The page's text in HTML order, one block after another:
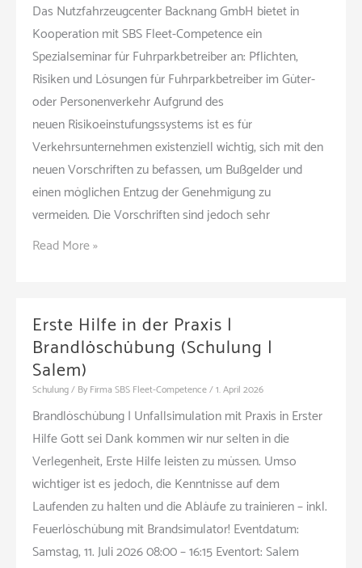
Backnang
GmbH
(Schulung
|
Backnang)
Das Nutzfahrzeugcenter Backnang GmbH bietet in
Kooperation mit SBS Fleet-Competence ein
Spezialseminar für Fuhrparkbetreiber an: Pflichten,
Risiken und Lösungen für Fuhrparkbetreiber im Güter-
oder Personenverkehr Aufgrund des
neuen Risikoeinstufungssystems ist es für
Verkehrsunternehmen existenziell wichtig, sich mit den
neuen Vorschriften zu befassen, um Bußgelder und
einen möglichen Entzug der Genehmigung zu
vermeiden. Die Vorschriften sind jedoch sehr
Spezialseminar
–
Smart
Tacho
|
|
Lösungen
(Seminar
|
Backnang)
Read More »
Erste Hilfe in der Praxis |
Brandlöschübung (Schulung |
Salem)
Schulung/ By Firma SBS Fleet-Competence/1. April 2026
Brandlöschübung | Unfallsimulation mit Praxis in Erster
Hilfe Gott sei Dank kommen wir nur selten in die
Verlegenheit, Erste Hilfe leisten zu müssen. Umso
wichtiger ist es jedoch, die Kenntnisse auf dem
Laufenden zu halten und die Abläufe zu trainieren – inkl.
Feuerlöschübung mit Brandsimulator! Eventdatum:
Samstag, 11. Juli 2026 08:00 – 16:15 Eventort: Salem